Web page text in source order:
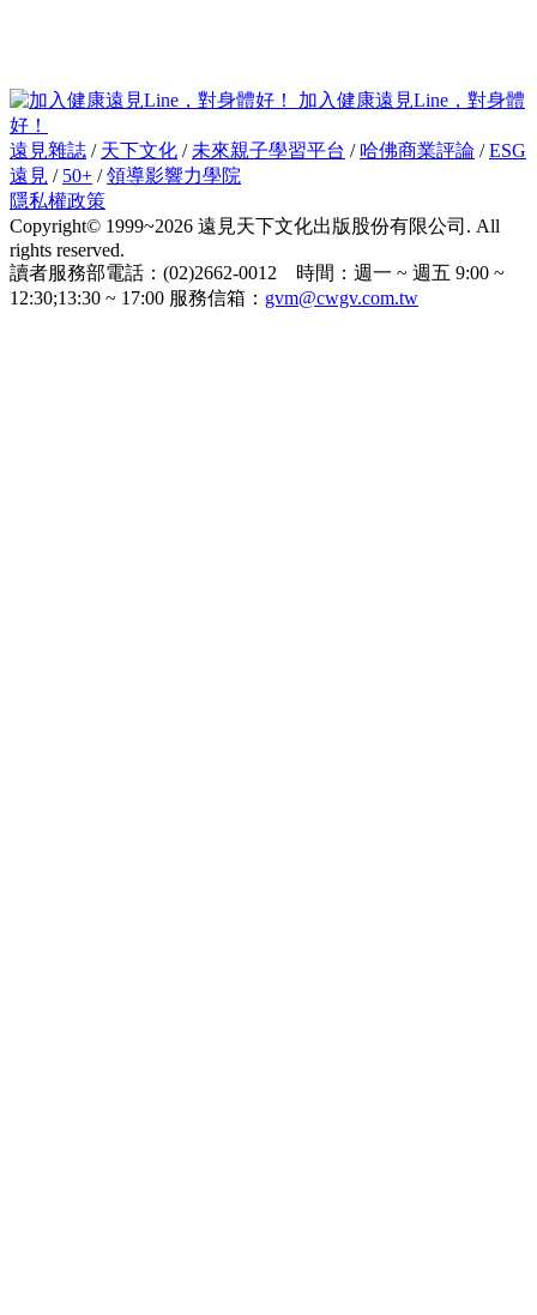
加入健康遠見Line，對身體
好！
遠見雜誌 / 天下文化 / 未來親子學習平台 / 哈佛商業評論 /ESG
遠見 / 50+ /領導影響力學院
隱私權政策
Copyright© 1999~2026 遠見天下文化出版股份有限公司. All
rights reserved.
讀者服務部電話：(02)2662-0012 時間：週一 ~ 週五 9:00 ~
12:30;13:30 ~ 17:00 服務信箱： gvm@cwgv.com.tw